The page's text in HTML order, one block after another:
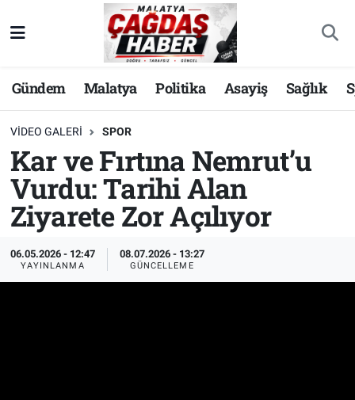
Gündem Malatya Politika Asayiş Sağlık
VIDEO GALERI SPOR
Kar ve Fırtına Nemrut’u
Vurdu: Tarihi Alan
Ziyarete Zor Açılıyor
06.05.2026 - 12:47
YAYINLANMA
08.07.2026 - 13:27
GÜNCELLEME
Nöbetçi Eczaneler
Hava Durumu
Malatya Namaz Vakitleri
Trafik Durumu
Süper Lig Puan Durumu ve Fikstür
Tüm Manşetler